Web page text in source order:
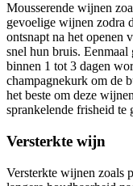
Mousserende wijnen
gevoelige wijnen zodra
ontsnapt na het openen
snel hun bruis. Eenmaal
binnen 1 tot 3 dagen
champagnekurk om de
het beste om deze
sprankelende frisheid te
Versterkte wijn
Versterkte wijnen zoals